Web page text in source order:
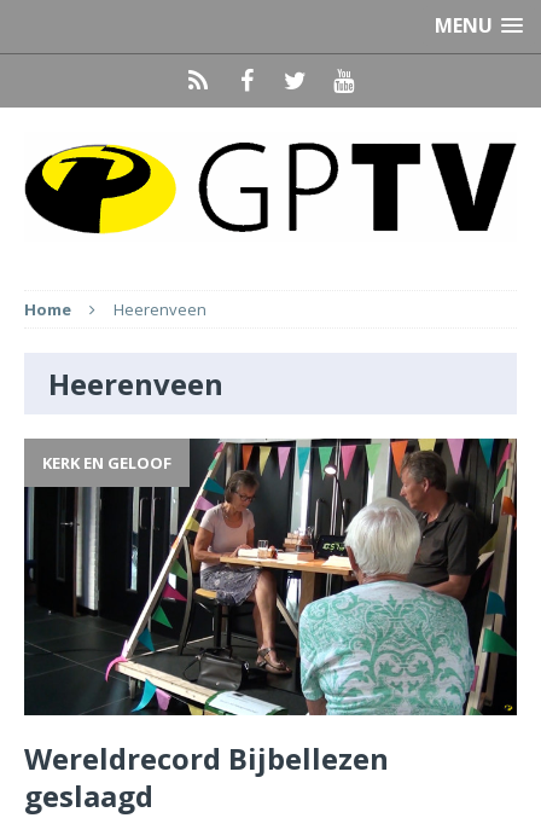
MENU
Home Heerenveen
Heerenveen
KERK EN GELOOF
Wereldrecord Bijbellezen
geslaagd